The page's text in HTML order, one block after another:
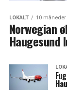
LOKALT 10
Norwegian
Haugesund